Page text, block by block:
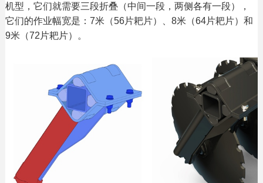
机型，它们就需要三段折叠（中间一段，两侧各有一段），
它们的作业幅宽是：7米（56片耙片）、8米（64片耙片）和
9米（72片耙片）。